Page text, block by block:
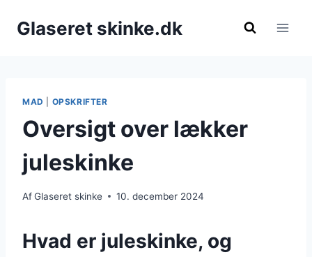
Glaseret skinke.dk
MAD OPSKRIFTER
Oversigt over lækker
juleskinke
AfGlaseret skinke 10. december 2024
Hvad er juleskinke, og